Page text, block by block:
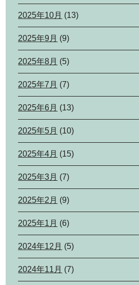
2025年10月 (13)
2025年9月 (9)
2025年8月 (5)
2025年7月 (7)
2025年6月 (13)
2025年5月 (10)
2025年4月 (15)
2025年3月 (7)
2025年2月 (9)
2025年1月 (6)
2024年12月 (5)
2024年11月 (7)